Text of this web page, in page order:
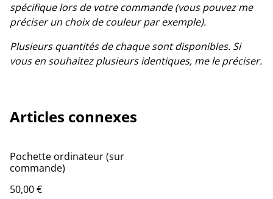
spécifique lors de votre commande (vous pouvez me
préciser un choix de couleur par exemple).
Plusieurs quantités de chaque sont disponibles. Si
vous en souhaitez plusieurs identiques, me le préciser.
Articles connexes
Pochette ordinateur (sur
commande)
50,00 €